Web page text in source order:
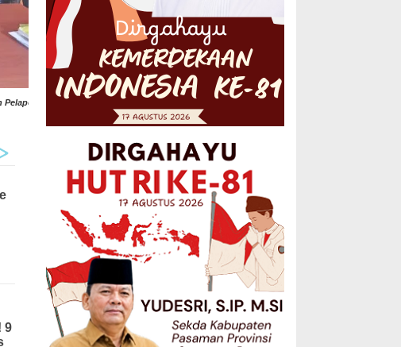
Berbau Kampanye